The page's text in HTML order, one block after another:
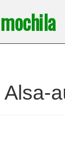
Alsa-